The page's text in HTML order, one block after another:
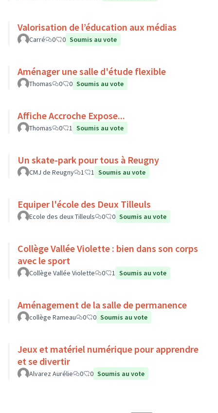
Valorisation de l’éducation aux médias
Carré 0 0 Soumis au vote
Aménager une salle d'étude flexible
Thomas 0 0 Soumis au vote
Affiche Accroche Expose...
Thomas 0 1 Soumis au vote
Un skate-park pour tous à Reugny
CMJ de Reugny 1 1 Soumis au vote
Equiper l'école des Deux Tilleuls
Ecole des deux Tilleuls 0 0 Soumis au vote
Collège Vallée Violette : bien dans son corps
avec le sport
Collège Vallée Violette 0 1 Soumis au vote
Aménagement de la salle de permanence
collège Rameau 0 0 Soumis au vote
Jeux et matériel numérique pour apprendre
et se divertir
Alvarez Aurélie 0 0 Soumis au vote